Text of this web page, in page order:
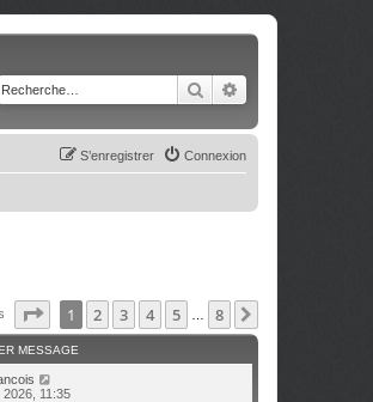
Rechercher
Connexion
S’enregistrer
Page sur8
1 2 3 4 5 8
MESSAGE
2026, 11:35